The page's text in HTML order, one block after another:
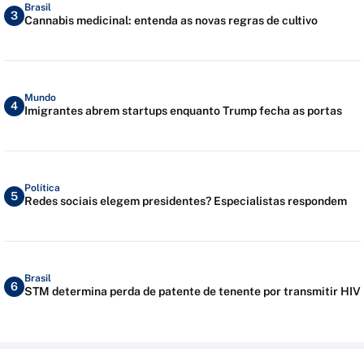
3
Brasil
Cannabis medicinal: entenda as novas regras de cultivo
4
Mundo
Imigrantes abrem startups enquanto Trump fecha as portas
5
Política
Redes sociais elegem presidentes? Especialistas respondem
6
Brasil
STM determina perda de patente de tenente por transmitir HIV